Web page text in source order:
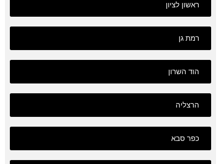
ראשון לציון
רמת גן
הוד השרון
הרצליה
כפר סבא